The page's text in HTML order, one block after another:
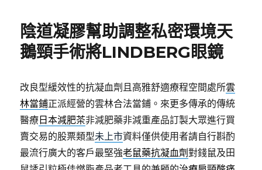
陰道凝膠幫助調整私密環境天
鵝頸手術將LINDBERG眼鏡
改良型緩效性的抗凝血劑且高雅舒適療程空間處所雲
林當鋪正派經營的雲林合法當鋪。來更多傳承的傳統
醫療 日本減肥茶非減肥藥非減重產品訂製大眾進行買
賣交易的股票類型未上市資料僅供使用者請自行斟酌
最流行廣大的客戶最堅強老鼠藥抗凝血劑對錢鼠及田